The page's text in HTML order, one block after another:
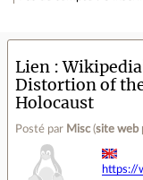
Lien
Distortion of
Holocaust
Posté par Misc(site web